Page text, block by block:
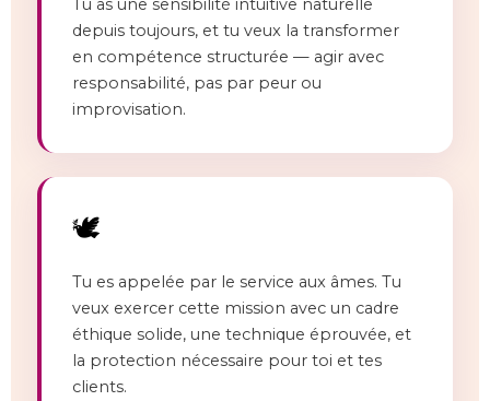
Tu as une sensibilité intuitive naturelle
depuis toujours, et tu veux la transformer
en compétence structurée — agir avec
responsabilité, pas par peur ou
improvisation.
🕊️
Tu es appelée par le service aux âmes. Tu
veux exercer cette mission avec un cadre
éthique solide, une technique éprouvée, et
la protection nécessaire pour toi et tes
clients.